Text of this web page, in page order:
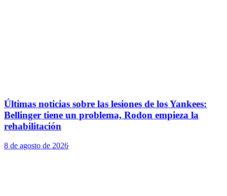
Últimas noticias sobre las lesiones de los Yankees:
Bellinger tiene un problema, Rodon empieza la
rehabilitación
8 de agosto de 2026